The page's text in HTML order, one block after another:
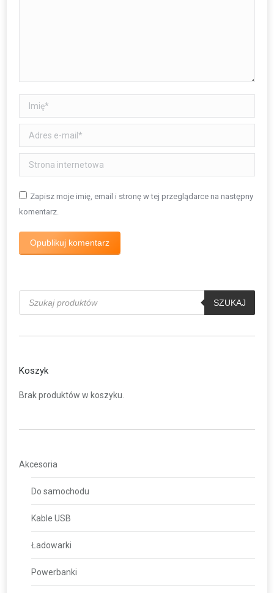
Imię *
Adres e-mail *
Strona internetowa
Zapisz moje imię, email i stronę w tej przeglądarce na następny
komentarz.
Opublikuj komentarz
Wyszukiwarka
produktów
SZUKAJ
Koszyk
Brak produktów w koszyku.
Akcesoria
Do samochodu
Kable USB
Ładowarki
Powerbanki